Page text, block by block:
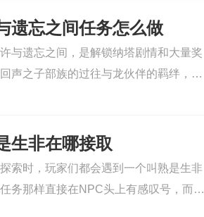
短的剧情动画。整个任务流程很短，全
遗忘之间任务怎么做
与遗忘之间，是解锁纳塔剧情和大量奖
声之子部族的过往与龙伙伴的羁绊，还
、隐藏成就。这个任务不是简单跑图对
谜、穿越复杂遗迹、对抗强力魔物等多
生非在哪接取
索时，玩家们都会遇到一个叫熟是生非
务那样直接在NPC头上有感叹号，而是
的纸才能触发。这张纸藏在悬木人部落